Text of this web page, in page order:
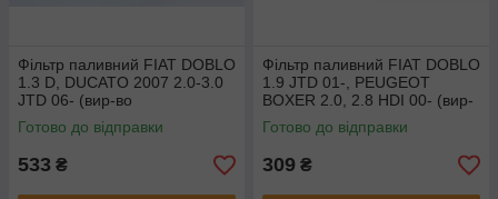
Фільтр паливний FIAT DOBLO
1.3 D, DUCATO 2007 2.0-3.0
JTD 06- (вир-во
DENCKERMANN) A120262
Готово до відправки
533 ₴
Фільтр паливний FIAT DOBLO
1.9 JTD 01-, PEUGEOT
BOXER 2.0, 2.8 HDI 00- (вир-
во DENCKERMANN) A120030
Готово до відправки
309 ₴